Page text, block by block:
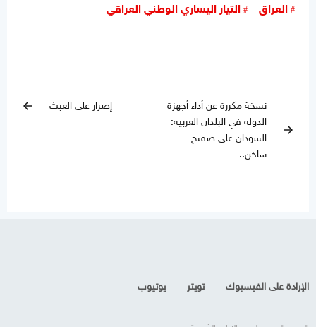
العراق التيار اليساري الوطني العراقي
arrow_forward
نسخة مكررة عن أداء أجهزة
الدولة في البلدان العربية:
السودان على صفيح
ساخن..
إصرار على العبث arrow_back
الإرادة على الفيسبوك تويتر يوتيوب